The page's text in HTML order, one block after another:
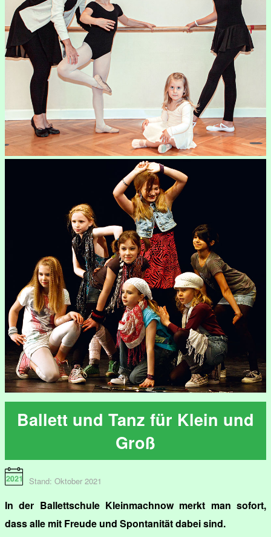
Ballett und Tanz für Klein und
Groß
Stand: Oktober 2021
In der Ballettschule Kleinmachnow merkt man sofort,
dass alle mit Freude und Spontanität dabei sind.